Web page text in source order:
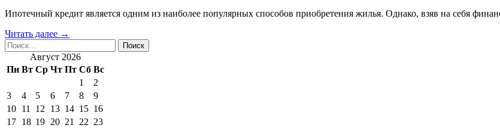
Ипотечный кредит является одним из наиболее популярных способов приобретения жилья. Однако, взяв на себя
Читать далее →
Август 2026
Пн Вт Ср Чт Пт Сб Вс
1
2
3
4 5 6 7 8
9
10 11 12 13 14 15 16
17 18 19 20 21 22 23